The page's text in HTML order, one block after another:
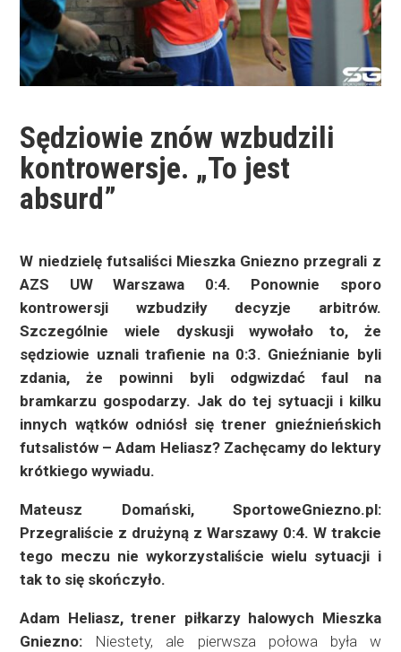
Sędziowie znów wzbudzili
kontrowersje. „To jest
absurd”
W niedzielę futsaliści Mieszka Gniezno przegrali z
AZS UW Warszawa 0:4. Ponownie sporo
kontrowersji wzbudziły decyzje arbitrów.
Szczególnie wiele dyskusji wywołało to, że
sędziowie uznali trafienie na 0:3. Gnieźnianie byli
zdania, że powinni byli odgwizdać faul na
bramkarzu gospodarzy. Jak do tej sytuacji i kilku
innych wątków odniósł się trener gnieźnieńskich
futsalistów – Adam Heliasz? Zachęcamy do lektury
krótkiego wywiadu.
Mateusz Domański, SportoweGniezno.pl:
Przegraliście z drużyną z Warszawy 0:4. W trakcie
tego meczu nie wykorzystaliście wielu sytuacji i
tak to się skończyło.
Adam Heliasz, trener piłkarzy halowych Mieszka
Gniezno: Niestety, ale pierwsza połowa była w